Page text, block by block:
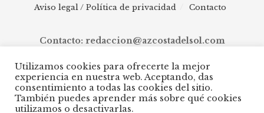
Aviso legal / Política de privacidad Contacto
Contacto: redaccion@azcostadelsol.com
© 2025 AZ Costa del Sol - Diario digital de Málaga capital hasta
Manilva, pasando por Torremolinos, Benalmádena, Fuengirola,
Mijas, Ojén, Marbella, Istán, Benahavís, Estepona y Casares.
Utilizamos cookies para ofrecerte la mejor
experiencia en nuestra web. Aceptando, das
consentimiento a todas las cookies del sitio.
También puedes aprender más sobre qué cookies
utilizamos o desactivarlas.